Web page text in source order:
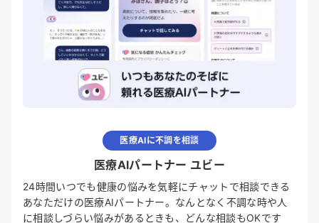
医療AIに不調を相談
医療AIパートナー ユビー
24時間いつでも健康の悩みを気軽にチャットで相談できる
あなただけの医療AIパートナー。なんとなく不調な時や人
に相談しづらい悩みがあるときも、どんな相談もOKです